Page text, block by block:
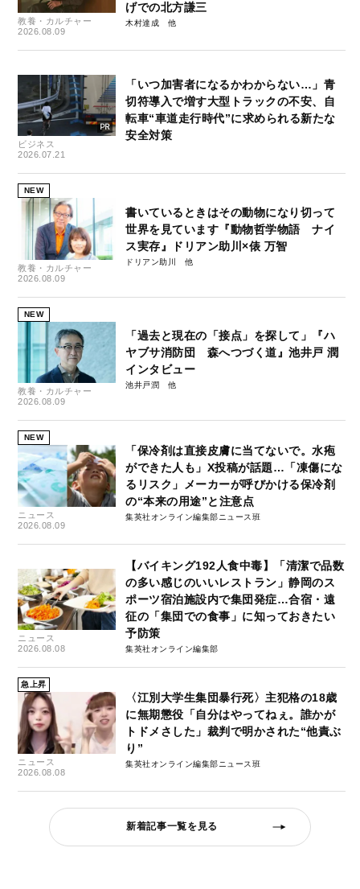
教養・カルチャー
2026.08.09
げでの北方謙三
木村達成
ビジネス
2026.07.21
「いつ加害者になるかわからない…」青
切符導入で増す大型トラックの不安、自
転車“車道走行時代”に求められる新たな
安全対策
NEW
教養・カルチャー
2026.08.09
書いているときはその動物になり切って
世界を見ています『動物哲学物語 ナイ
ス実存』ドリアン助川×俵 万智
ドリアン助川
NEW
教養・カルチャー
2026.08.09
「過去と現在の「接点」を探して」『ハ
ヤブサ消防団 森へつづく道』池井戸 潤
インタビュー
池井戸潤
NEW
ニュース
2026.08.09
「保冷剤は直接皮膚に当てないで。水疱
ができた人も」X投稿が話題…「凍傷にな
るリスク」メーカーが呼びかける保冷剤
の“本来の用途”と注意点
集英社オンライン編集部ニュース班
ニュース
2026.08.08
【バイキング192人食中毒】「清潔で品数
の多い感じのいいレストラン」静岡のス
ポーツ宿泊施設内で集団発症…合宿・遠
征の「集団での食事」に知っておきたい
予防策
集英社オンライン編集部
急上昇
ニュース
2026.08.08
〈江別大学生集団暴行死〉主犯格の18歳
に無期懲役「自分はやってねぇ。誰かが
トドメさした」裁判で明かされた“他責ぶ
り”
集英社オンライン編集部ニュース班
新着記事一覧を見る